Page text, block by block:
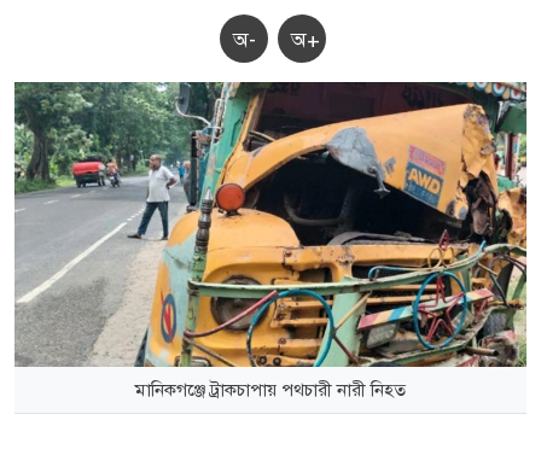
অ- অ+
মানিকগঞ্জে ট্রাকচাপায় পথচারী নারী নিহত